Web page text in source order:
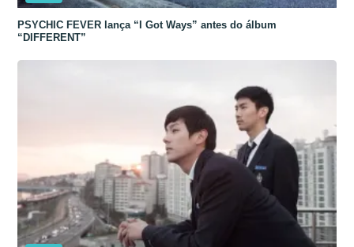
PSYCHIC FEVER lança “I Got Ways” antes do álbum
“DIFFERENT”